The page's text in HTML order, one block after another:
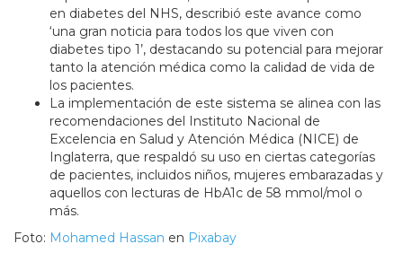
en diabetes del NHS, describió este avance como
‘una gran noticia para todos los que viven con
diabetes tipo 1’, destacando su potencial para mejorar
tanto la atención médica como la calidad de vida de
los pacientes.
La implementación de este sistema se alinea con las
recomendaciones del Instituto Nacional de
Excelencia en Salud y Atención Médica (NICE) de
Inglaterra, que respaldó su uso en ciertas categorías
de pacientes, incluidos niños, mujeres embarazadas y
aquellos con lecturas de HbA1c de 58 mmol/mol o
más.
Foto: Mohamed Hassan en Pixabay